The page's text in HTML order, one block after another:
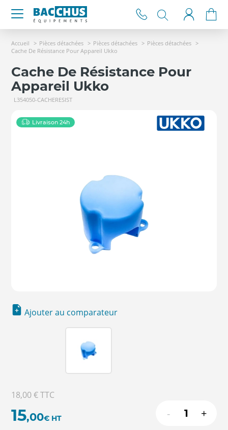
Accueil Pièces détachées Pièces détachées
Pièces détachées
Cache De Résistance Pour Appareil Ukko
Cache De Résistance Pour
Appareil Ukko
L354050-CACHERESIST
Livraison 24h
Ajouter au comparateur
18,00 €TTC
15,00€ HT - +